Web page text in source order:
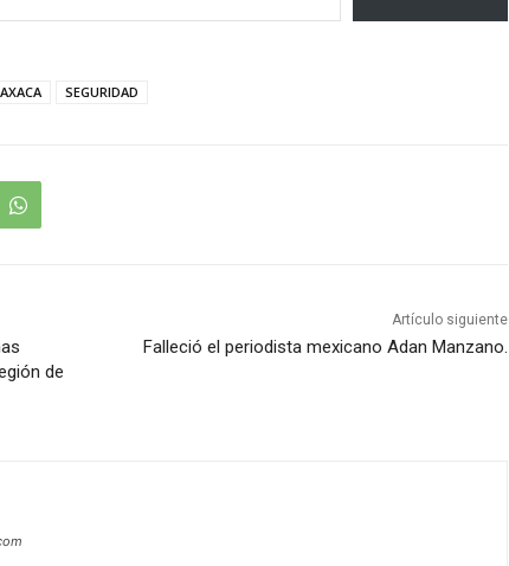
SEGURIDAD
de
Artículo siguiente
Falleció el periodista mexicano Adan Manzano.